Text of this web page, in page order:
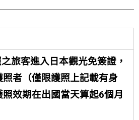
旅客進入日本觀光免簽證，
者（僅限護照上記載有身
效期在出國當天算起6個月